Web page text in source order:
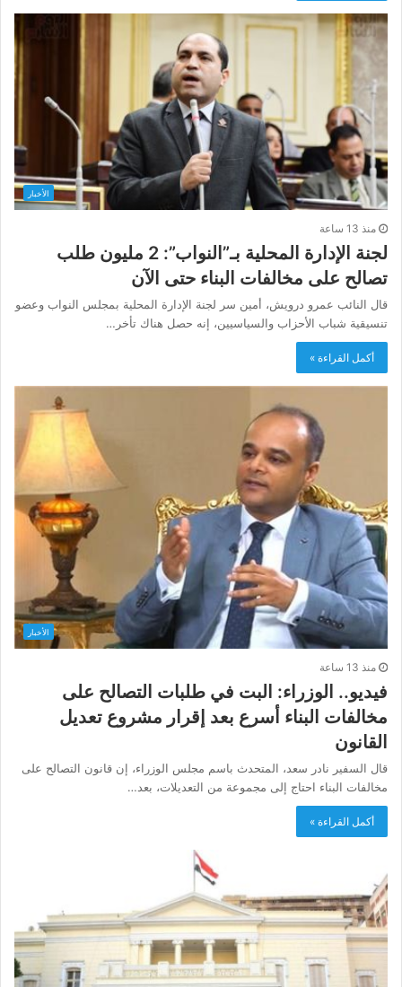
الأخبار
منذ 13 ساعة
لجنة الإدارة المحلية بـ”النواب”: 2 مليون طلب
تصالح على مخالفات البناء حتى الآن
قال النائب عمرو درويش، أمين سر لجنة الإدارة المحلية بمجلس النواب وعضو
تنسيقية شباب الأحزاب والسياسيين، إنه حصل هناك تأخر…
أكمل القراءة »
الأخبار
منذ 13 ساعة
فيديو.. الوزراء: البت في طلبات التصالح على
مخالفات البناء أسرع بعد إقرار مشروع تعديل
القانون
قال السفير نادر سعد، المتحدث باسم مجلس الوزراء، إن قانون التصالح على
مخالفات البناء احتاج إلى مجموعة من التعديلات، بعد…
أكمل القراءة »